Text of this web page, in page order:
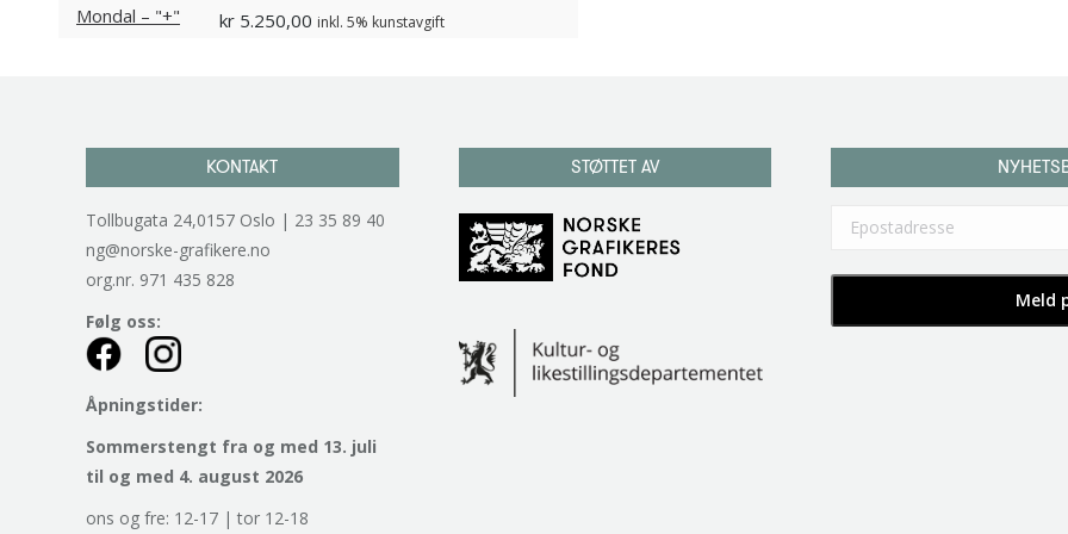
kr 5.250,00 inkl. 5% kunstavgift
KONTAKT
Tollbugata 24,0157 Oslo | 23 35 89 40
ng@norske-grafikere.no
org.nr. 971 435 828
Følg oss:
Åpningstider:
Sommerstengt fra og med 13. juli
til og med 4. august 2026
ons og fre: 12-17 | tor 12-18
STØTTET AV